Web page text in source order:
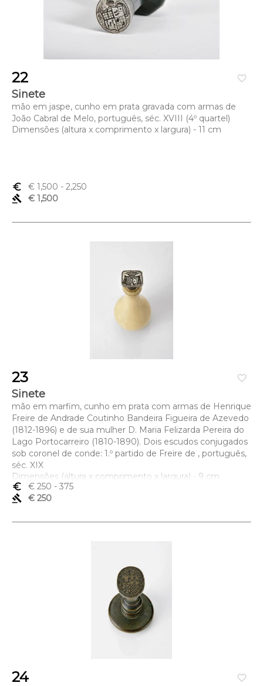
favorite_border
22
Sinete
mão em jaspe, cunho em prata gravada com armas de
João Cabral de Melo, português, séc. XVIII (4º quartel)
Dimensões (altura x comprimento x largura) - 11 cm
euro_symbol € 1,500 - 2,250
gavel
€ 1,500
favorite_border
23
Sinete
mão em marfim, cunho em prata com armas de Henrique
Freire de Andrade Coutinho Bandeira Figueira de Azevedo
(1812-1896) e de sua mulher D. Maria Felizarda Pereira do
Lago Portocarreiro (1810-1890). Dois escudos conjugados
sob coronel de conde: 1.º partido de Freire de , português,
séc. XIX
Dimensões (altura x comprimento x largura) - 9 cm
euro_symbol
€ 250 - 375
gavel
€ 250
favorite_border
24